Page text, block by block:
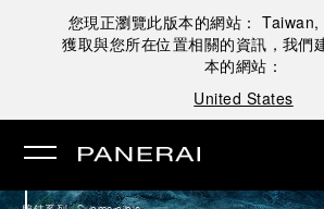
您現正瀏覽此版本的網站： Taiwan,
獲取與您所在位置相關的資訊，我們
本的網站：
United States